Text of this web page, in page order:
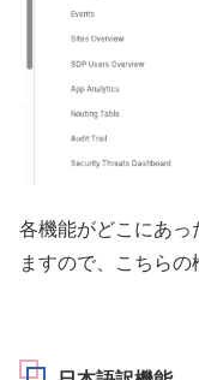
各機能がどこにあっ
ますので、こちらの